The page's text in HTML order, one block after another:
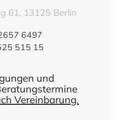
61, 13125 Berlin
6497
515 15
und
Vereinbarung.